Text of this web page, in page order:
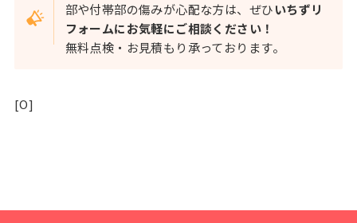
部や付帯部の傷みが心配な方は、ぜひいちずリ
フォームにお気軽にご相談ください！
無料点検・お見積もり承っております。
[O]